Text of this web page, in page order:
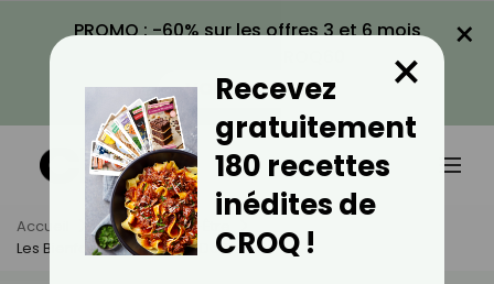
PROMO : -60% sur les offres 3 et 6 mois
VOIR LA PROMO
×
Accueil Actus
Bien-Être
Les Bienfaits De La Tisane De Thym
Recevez
gratuitement
180 recettes
inédites de
CROQ !
×